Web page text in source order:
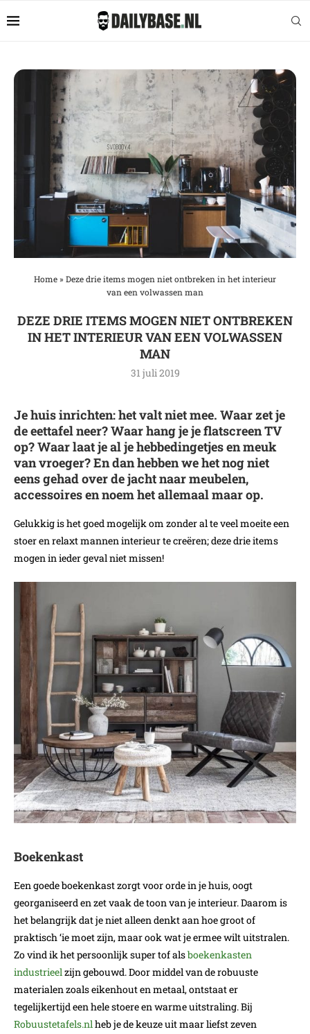
Home» Deze drie items mogen niet ontbreken in het interieur
van een volwassen man
DEZE DRIE ITEMS MOGEN NIET ONTBREKEN
IN HET INTERIEUR VAN EEN VOLWASSEN
MAN
31 juli 2019
Je huis inrichten: het valt niet mee. Waar zet je
de eettafel neer? Waar hang je je flatscreen TV
op? Waar laat je al je hebbedingetjes en meuk
van vroeger? En dan hebben we het nog niet
eens gehad over de jacht naar meubelen,
accessoires en noem het allemaal maar op.
Gelukkig is het goed mogelijk om zonder al te veel moeite een
stoer en relaxt mannen interieur te creëren; deze drie items
mogen in ieder geval niet missen!
Boekenkast
Een goede boekenkast zorgt voor orde in je huis, oogt
georganiseerd en zet vaak de toon van je interieur. Daarom is
het belangrijk dat je niet alleen denkt aan hoe groot of
praktisch ‘ie moet zijn, maar ook wat je ermee wilt uitstralen.
Zo vind ik het persoonlijk super tof alsboekenkasten
industrieelzijn gebouwd. Door middel van de robuuste
materialen zoals eikenhout en metaal, ontstaat er
tegelijkertijd een hele stoere en warme uitstraling. Bij
Robuustetafels.nlheb je de keuze uit maar liefst zeven